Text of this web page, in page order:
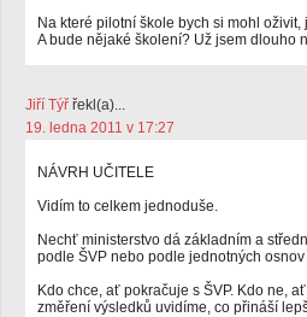
Na které pilotní škole bych si mohl
A bude nějaké školení? Už jsem dlouho
Jiří Týř řekl(a)...
19. ledna 2011 v 17:27
NÁVRH UČITELE
Vidím to celkem jednoduše.
Nechť ministerstvo dá základním a
podle ŠVP nebo podle jednotných
Kdo chce, ať pokračuje s ŠVP. Kdo ne,
změření výsledků uvidíme, co přináší